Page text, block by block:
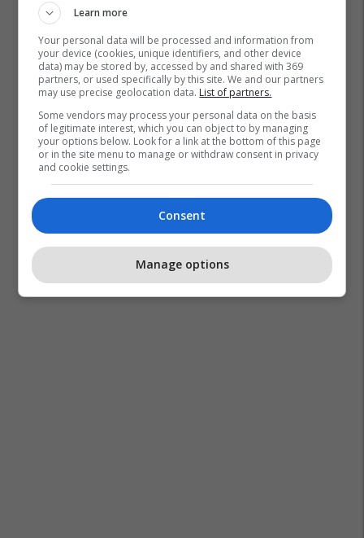
Shba Irani Lufta Në Iran
Ukraina
Kriza Në Ukrainë
Learn more
Your personal data will be processed and information from
your device (cookies, unique identifiers, and other device
data) may be stored by, accessed by and shared with 369
partners, or used specifically by this site. We and our partners
may use precise geolocation data. List of partners.
Some vendors may process your personal data on the basis
of legitimate interest, which you can object to by managing
your options below. Look for a link at the bottom of this page
or in the site menu to manage or withdraw consent in privacy
and cookie settings.
Consent
Manage options